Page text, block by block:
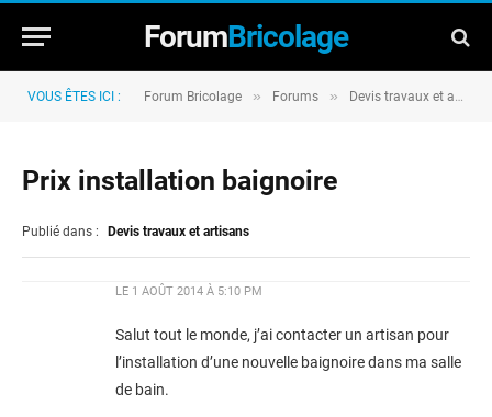
ForumBricolage
VOUS ÊTES ICI : Forum Bricolage » Forums » Devis travaux et artisans
Prix installation baignoire
Publié dans : Devis travaux et artisans
LE 1 AOÛT 2014 À 5:10 PM
Salut tout le monde, j’ai contacter un artisan pour
l’installation d’une nouvelle baignoire dans ma salle
de bain.